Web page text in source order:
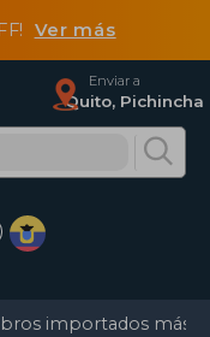
Ver más
Enviar a
Quito, Pichincha
importados más